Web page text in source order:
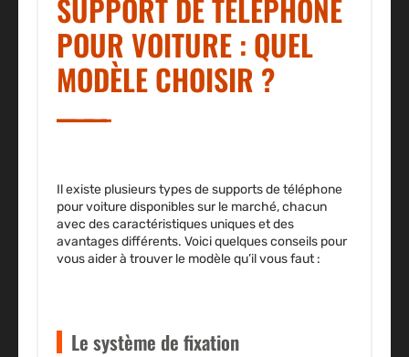
SUPPORT DE TÉLÉPHONE
POUR VOITURE : QUEL
MODÈLE CHOISIR ?
Il existe plusieurs types de supports de téléphone
pour voiture disponibles sur le marché, chacun
avec des caractéristiques uniques et des
avantages différents. Voici quelques conseils pour
vous aider à trouver le modèle qu’il vous faut :
Le système de fixation